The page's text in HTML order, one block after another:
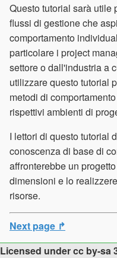
Questo tutorial sarà utile
flussi di gestione che
comportamento
particolare i project
settore o dall'industria a
utilizzare questo tutorial
metodi di
rispettivi ambienti di
I lettori di questo tutorial
conoscenza di base di
affronterebbe un
dimensioni e lo
risorse.
Next page ↱
Licensed under cc by-sa